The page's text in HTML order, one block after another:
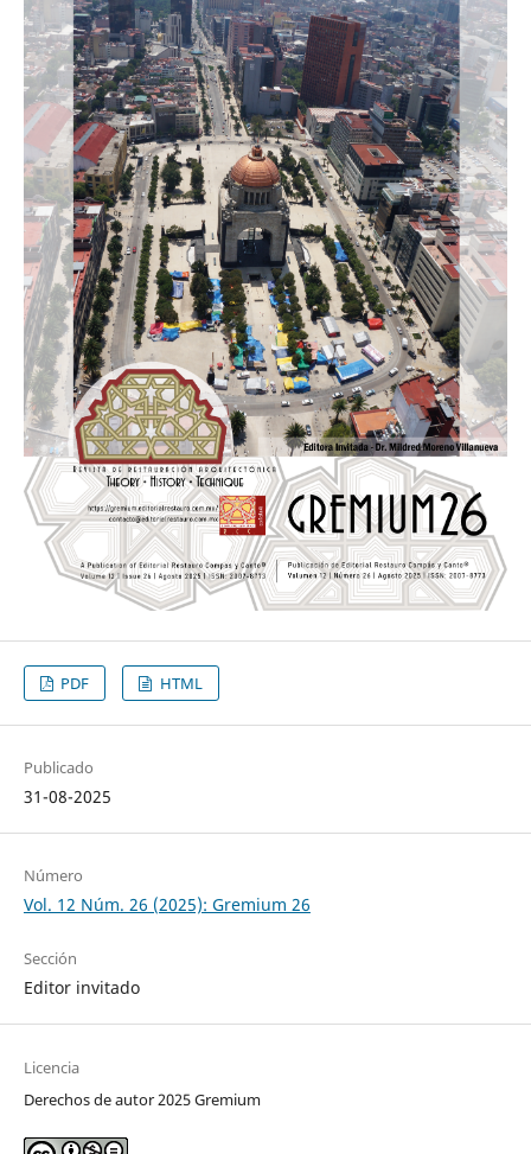
PDF HTML
Publicado
31-08-2025
Número
Vol. 12 Núm. 26 (2025): Gremium 26
Sección
Editor invitado
Licencia
Derechos de autor 2025 Gremium